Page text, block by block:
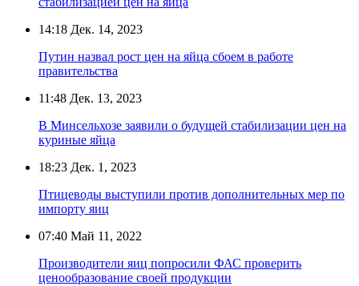
14:18 Дек. 14, 2023
Путин назвал рост цен на яйца сбоем в работе
правительства
11:48 Дек. 13, 2023
В Минсельхозе заявили о будущей стабилизации цен на
куриные яйца
18:23 Дек. 1, 2023
Птицеводы выступили против дополнительных мер по
импорту яиц
07:40 Май 11, 2022
Производители яиц попросили ФАС проверить
ценообразование своей продукции